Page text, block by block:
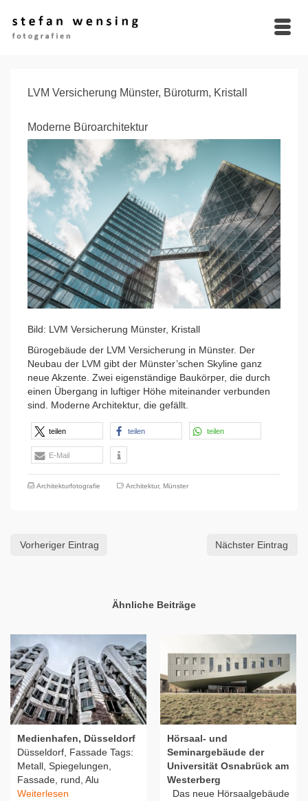
LVM Versicherung Münster, Büroturm, Kristall
Moderne Büroarchitektur
Bild: LVM Versicherung Münster, Kristall
Bürogebäude der LVM Versicherung in Münster. Der
Neubau der LVM gibt der Münster’schen Skyline ganz
neue Akzente. Zwei eigenständige Baukörper, die durch
einen Übergang in luftiger Höhe miteinander verbunden
sind. Moderne Architektur, die gefällt.
teilen teilen teilen
E-Mail
Architekturfotografie Architektur, Münster
Vorheriger Eintrag Nächster Eintrag
Ähnliche Beiträge
Medienhafen, Düsseldorf
Düsseldorf, Fassade Tags:
Metall, Spiegelungen,
Fassade, rund, Alu
Weiterlesen
Hörsaal- und
Seminargebäude der
Universität Osnabrück am
Westerberg
Das neue Hörsaalgebäude